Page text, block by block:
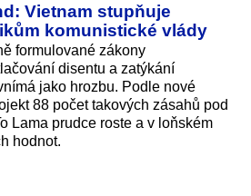
Vietnam stupňuje
komunistické vlády
formulované zákony
disentu a zatýkání
jako hrozbu. Podle nové
88 počet takových zásahů pod
Lama prudce roste a v loňském
hodnot.